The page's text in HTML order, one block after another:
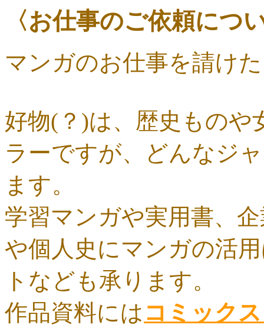
〈お仕事のご依頼につ
マンガのお仕事を請け
好物(？)は、歴史ものや
ラーですが、どんなジ
ます。
学習マンガや実用書、
や個人史にマンガの活
トなども承ります。
作品資料には コミック